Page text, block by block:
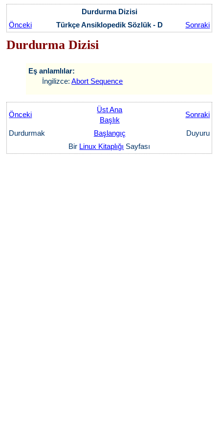
Durdurma Dizisi
Önceki
Türkçe Ansiklopedik Sözlük - D Sonraki
Durdurma Dizisi
Eş anlamlılar:
İngilizce:Abort Sequence
Önceki
Üst Ana
Başlık
Sonraki
Durdurmak Başlangıç
Duyuru
Bir Linux Kitaplığı Sayfası